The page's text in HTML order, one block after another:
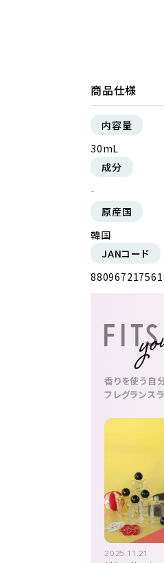
商品仕様
内容量
30mL
成分
-
原産国
韓国
JANコード
香りを使う自
フレグランス
2025.11.21